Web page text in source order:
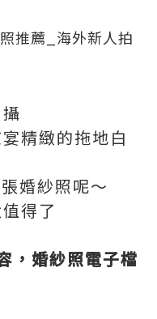
精緻的拖地白
婚紗照呢～
得了
，婚紗照電子檔